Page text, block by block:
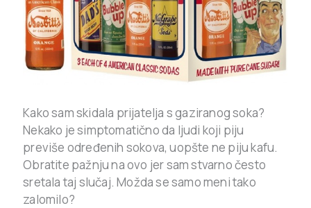
Kako sam skidala prijatelja s gaziranog soka?
Nekako je simptomatično da ljudi koji piju
previše određenih sokova, uopšte ne piju kafu.
Obratite pažnju na ovo jer sam stvarno često
sretala taj slučaj. Možda se samo meni tako
zalomilo?